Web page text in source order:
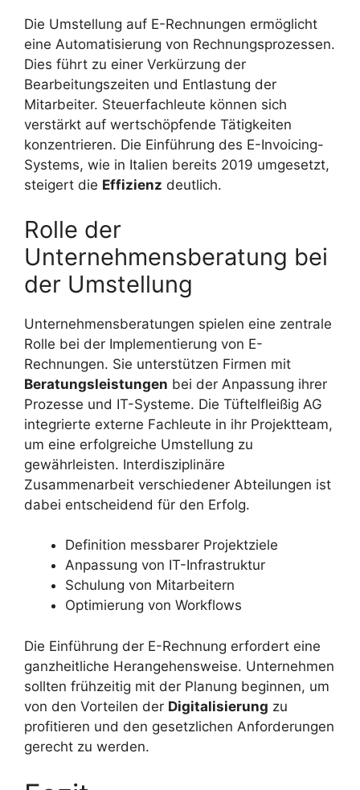
Die Umstellung auf E-Rechnungen ermöglicht
eine Automatisierung von Rechnungsprozessen.
Dies führt zu einer Verkürzung der
Bearbeitungszeiten und Entlastung der
Mitarbeiter. Steuerfachleute können sich
verstärkt auf wertschöpfende Tätigkeiten
konzentrieren. Die Einführung des E-Invoicing-
Systems, wie in Italien bereits 2019 umgesetzt,
steigert die Effizienz deutlich.
Rolle der
Unternehmensberatung bei
der Umstellung
Unternehmensberatungen spielen eine zentrale
Rolle bei der Implementierung von E-
Rechnungen. Sie unterstützen Firmen mit
Beratungsleistungen bei der Anpassung ihrer
Prozesse und IT-Systeme. Die Tüftelfleißig AG
integrierte externe Fachleute in ihr Projektteam,
um eine erfolgreiche Umstellung zu
gewährleisten. Interdisziplinäre
Zusammenarbeit verschiedener Abteilungen ist
dabei entscheidend für den Erfolg.
Definition messbarer Projektziele
Anpassung von IT-Infrastruktur
Schulung von Mitarbeitern
Optimierung von Workflows
Die Einführung der E-Rechnung erfordert eine
ganzheitliche Herangehensweise. Unternehmen
sollten frühzeitig mit der Planung beginnen, um
von den Vorteilen der Digitalisierung zu
profitieren und den gesetzlichen Anforderungen
gerecht zu werden.